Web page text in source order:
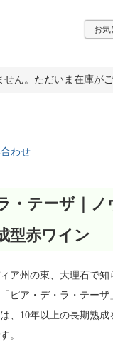
お気
ん。ただいま在庫がご
わせ
・テーザ｜
型赤ワイン
ア州の東、大理石で知
ピア・デ・ラ・テー
、10年以上の長期熟成
。